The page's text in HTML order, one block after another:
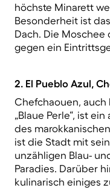
höchste Minarett
Besonderheit ist
Dach. Die
gegen ein
2. El Pueblo Azul,
Chefchaouen,
„Blaue Perle“, ist
des
ist die Stadt mit
unzähligen Blau-
Paradies. Darüber
kulinarisch einiges